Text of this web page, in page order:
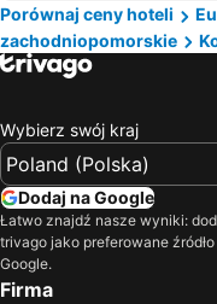
Porównaj ceny hoteli
zachodniopomorskie
Wybierz swój kraj
Dodaj na Google
Łatwo znajdź nasze wyniki:
trivago jako preferowane źródło
Google.
Firma